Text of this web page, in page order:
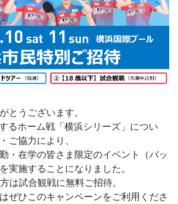
とうございます。
るホーム戦「横浜シリーズ」につい
ご協力により、
・在学の皆さま限定のイベント（バッ
実施することになりました。
は試合観戦に無料ご招待。
ぜひこのキャンペーンをご利用くださ